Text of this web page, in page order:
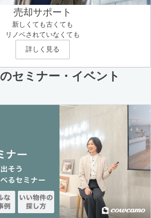
売却サポート
新しくても古くても
リノベされていなくても
詳しく見る
セミナー・イベント